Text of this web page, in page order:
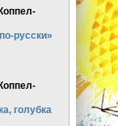
русски»
голубка